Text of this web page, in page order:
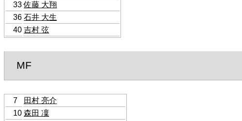
33 佐藤 大翔
36 石井 大生
40 吉村 弦
MF
7
田村 亮介
10 森田 凜